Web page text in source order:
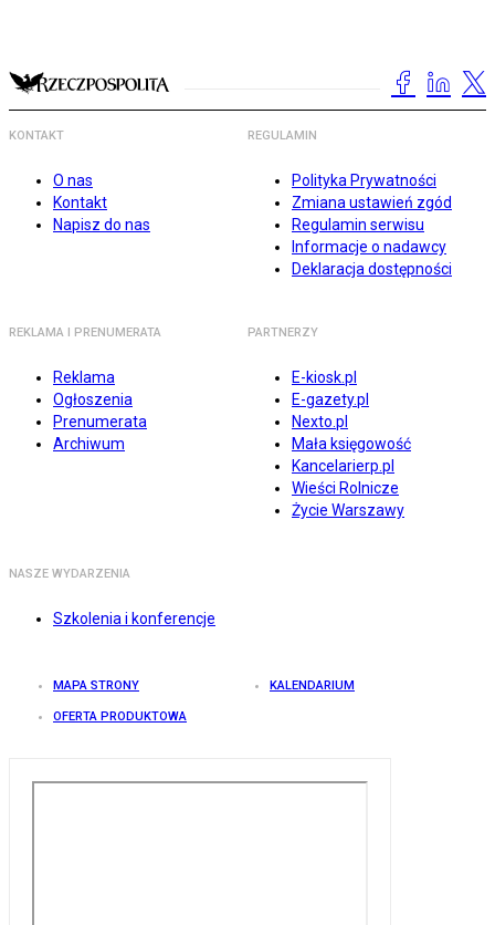
KONTAKT
O nas
Kontakt
Napisz do nas
REGULAMIN
Polityka Prywatności
Zmiana ustawień zgód
Regulamin serwisu
Informacje o nadawcy
Deklaracja dostępności
REKLAMA I PRENUMERATA
Reklama
Ogłoszenia
Prenumerata
Archiwum
PARTNERZY
E-kiosk.pl
E-gazety.pl
Nexto.pl
Mała księgowość
Kancelarierp.pl
Wieści Rolnicze
Życie Warszawy
NASZE WYDARZENIA
Szkolenia i konferencje
MAPA STRONY KALENDARIUM
OFERTA PRODUKTOWA